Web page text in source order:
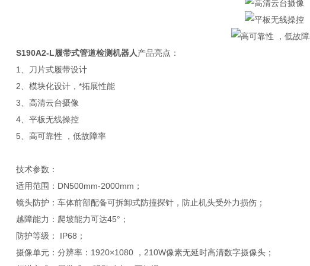
S190A2-L履带式管道检测机器人产品亮点：
1、刀片式履带设计
2、 模块化设计，*拓展性能
3、高清云台摄像
4、平板无线操控
5、高可靠性 ，低故障率
技术参数：
适用范围：DN500mm-2000mm；
镜头防护：车体前部配备可拆卸式防撞探针，防止机头受外力损伤；
越障能力：爬坡能力可达45°；
防护等级： IP68；
摄像单元：分辨率：1920×1080 ，210W像素无延时高清数字摄像头；